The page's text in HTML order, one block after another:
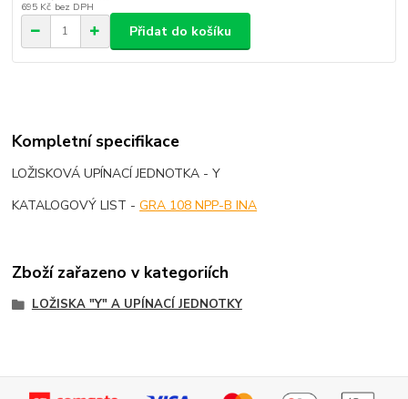
695 Kč bez DPH
Přidat do košíku
Kompletní specifikace
LOŽISKOVÁ UPÍNACÍ JEDNOTKA - Y
KATALOGOVÝ LIST -GRA 108 NPP-B INA
Zboží zařazeno v kategoriích
LOŽISKA "Y" A UPÍNACÍ JEDNOTKY